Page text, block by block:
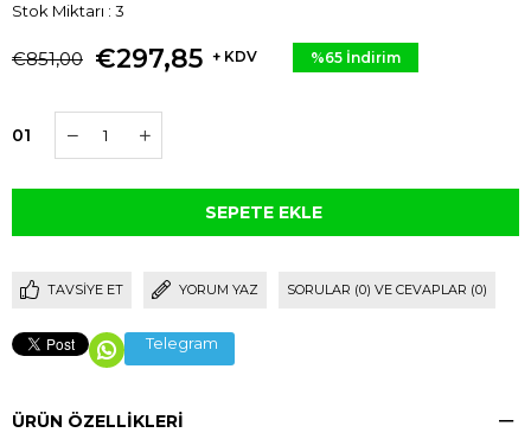
Stok Miktarı : 3
€851,00 €297,85 + KDV %65 İndirim
01
TAVSIYE ET YORUM YAZ SORULAR (0) VE CEVAPLAR (0)
Telegram
ÜRÜN ÖZELLIKLERI